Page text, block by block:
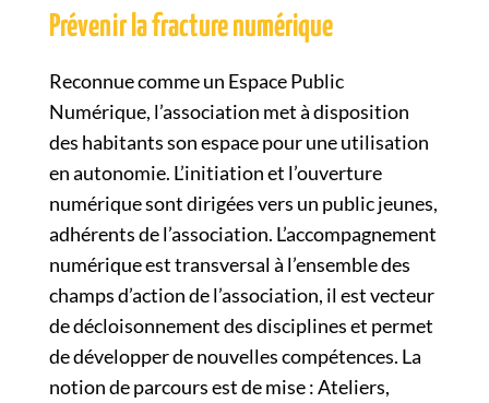
Prévenir la fracture numérique
Reconnue comme un Espace Public
Numérique, l’association met à disposition
des habitants son espace pour une utilisation
en autonomie. L’initiation et l’ouverture
numérique sont dirigées vers un public jeunes,
adhérents de l’association. L’accompagnement
numérique est transversal à l’ensemble des
champs d’action de l’association, il est vecteur
de décloisonnement des disciplines et permet
de développer de nouvelles compétences. La
notion de parcours est de mise : Ateliers,